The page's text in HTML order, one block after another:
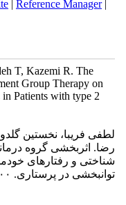
|Reference Manager
T, Kazemi R. The
Group Therapy on
in Patients with type 2
لطفی فریبا، نخستین
رضا. اثربخشی گروه
شناختی و رفتارهای
توانبخشی در پرستاری. ۱۴۰۰; ۸ (۱) :۸۰-۸۹